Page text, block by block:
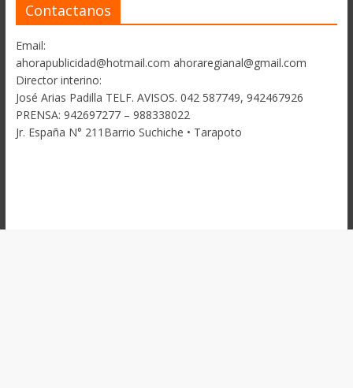
Contactanos
Email:
ahorapublicidad@hotmail.com ahoraregianal@gmail.com
Director interino:
José Arias Padilla TELF. AVISOS. 042 587749, 942467926
PRENSA: 942697277 – 988338022
Jr. España N° 211Barrio Suchiche • Tarapoto